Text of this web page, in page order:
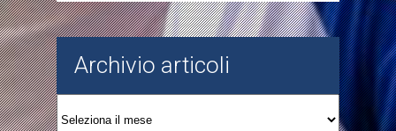
Archivio articoli
Archivio
articoli